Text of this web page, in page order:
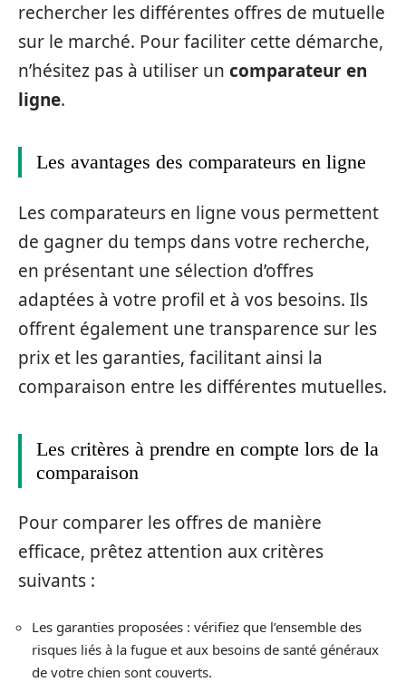
rechercher les différentes offres de mutuelle
sur le marché. Pour faciliter cette démarche,
n’hésitez pas à utiliser un comparateur en
ligne.
Les avantages des comparateurs en ligne
Les comparateurs en ligne vous permettent
de gagner du temps dans votre recherche,
en présentant une sélection d’offres
adaptées à votre profil et à vos besoins. Ils
offrent également une transparence sur les
prix et les garanties, facilitant ainsi la
comparaison entre les différentes mutuelles.
Les critères à prendre en compte lors de la
comparaison
Pour comparer les offres de manière
efficace, prêtez attention aux critères
suivants :
Les garanties proposées : vérifiez que l’ensemble des
risques liés à la fugue et aux besoins de santé généraux
de votre chien sont couverts.